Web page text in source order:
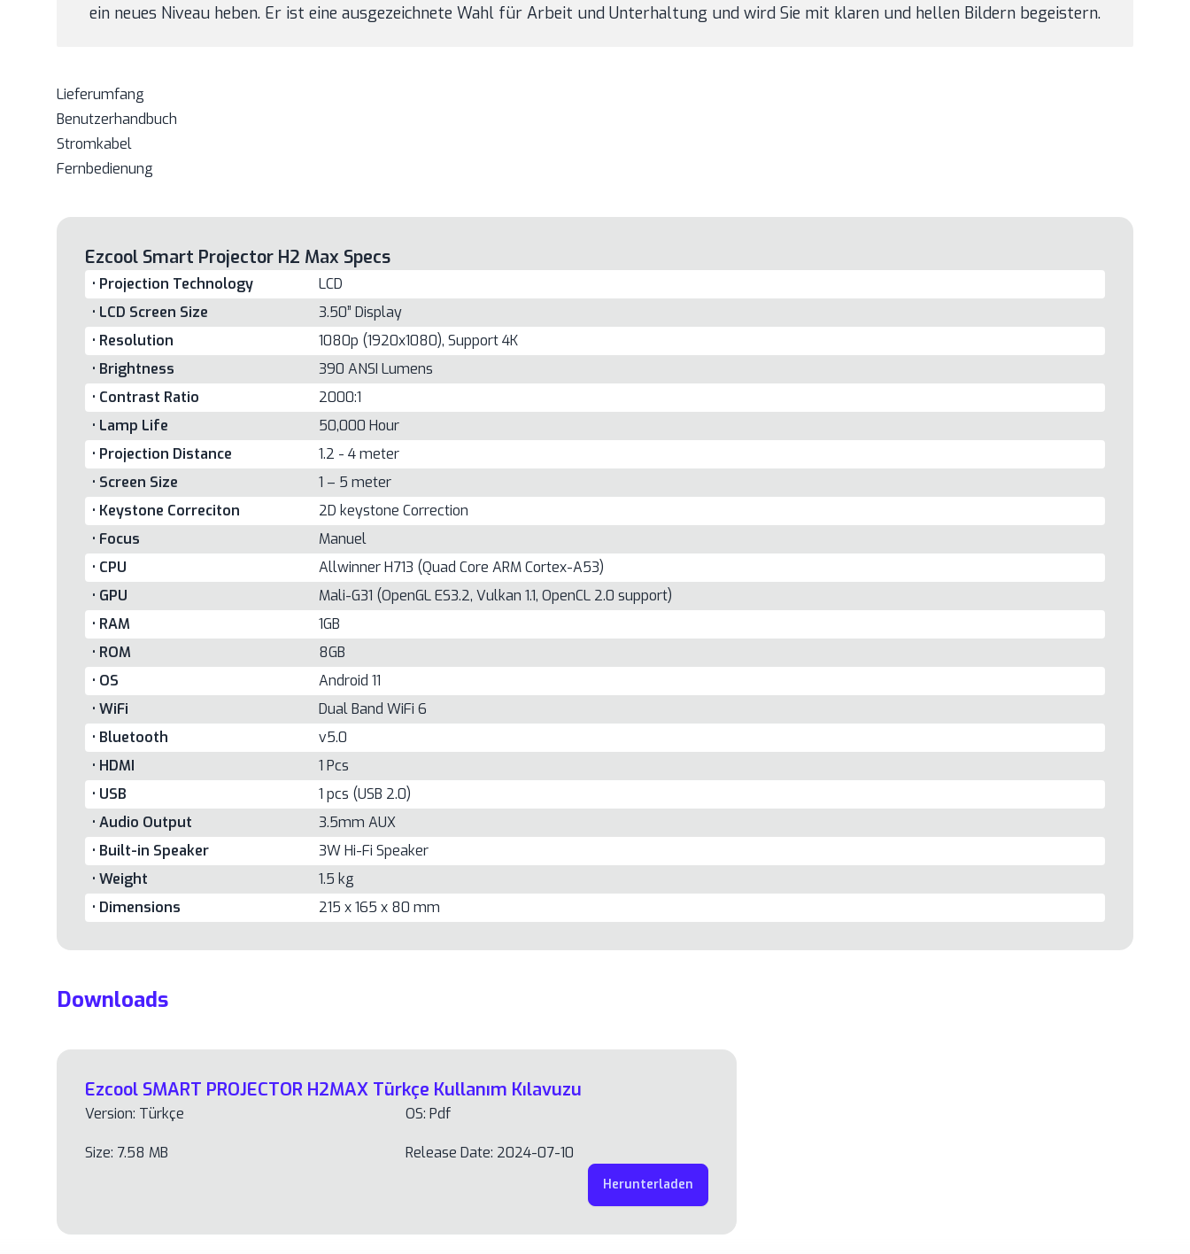
ein neues Niveau heben. Er ist eine ausgezeichnete Wahl für Arbeit und Unterhaltung und wird Sie mit klaren und hellen Bildern begeistern.
Lieferumfang
Benutzerhandbuch
Stromkabel
Fernbedienung
Ezcool Smart Projector H2 Max Specs
• Projection Technology
LCD
• LCD Screen Size
3.50” Display
• Resolution
1080p (1920x1080), Support 4K
• Brightness
390 ANSI Lumens
• Contrast Ratio
2000:1
• Lamp Life
50,000 Hour
• Projection Distance
1.2 - 4 meter
• Screen Size
1 – 5 meter
• Keystone Correciton
2D keystone Correction
• Focus
Manuel
• CPU
Allwinner H713 (Quad Core ARM Cortex-A53)
• GPU
Mali-G31 (OpenGL ES3.2, Vulkan 1.1, OpenCL 2.0 support)
• RAM
1GB
• ROM
8GB
• OS
Android 11
• WiFi
Dual Band WiFi 6
• Bluetooth
v5.0
• HDMI
1 Pcs
• USB
1 pcs (USB 2.0)
• Audio Output
3.5mm AUX
• Built-in Speaker
3W Hi-Fi Speaker
• Weight
1.5 kg
• Dimensions
215 x 165 x 80 mm
Downloads
Ezcool SMART PROJECTOR H2MAX Türkçe Kullanım Kılavuzu
Version: Türkçe OS: Pdf
Size: 7.58 MB Release Date: 2024-07-10
Herunterladen